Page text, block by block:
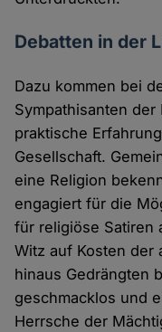
Debatten in der
Dazu kommen bei
Sympathisanten
praktische
Gesellschaft.
eine Religion
engagiert für die
für religiöse Satiren
Witz auf Kosten der
hinaus Gedrängten
geschmacklos und
Herrsche der